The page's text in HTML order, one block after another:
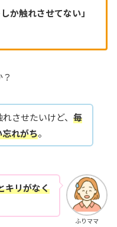
か触れさせてない」
させたいけど、 毎
れがち。
ふりママ
キリがなく